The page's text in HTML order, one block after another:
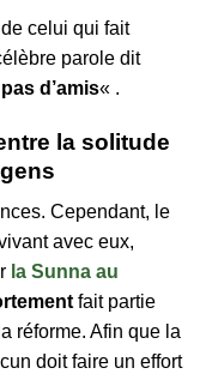
celui qui fait
parole dit
d’amis« .
la solitude
Cependant, le
avec eux,
la Sunna au
fait partie
réforme. Afin que la
doit faire un effort